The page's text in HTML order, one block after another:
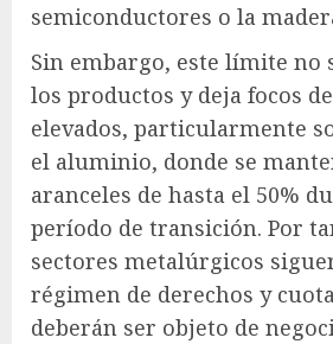
semiconductores o la
Sin embargo, este límite no
los productos y deja focos
elevados, particularmente
el aluminio, donde se
aranceles de hasta el 50%
período de transición. Por
sectores metalúrgicos
régimen de derechos y
deberán ser objeto de